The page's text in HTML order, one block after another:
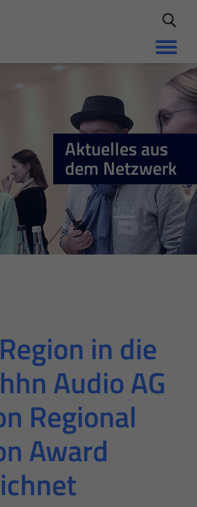
Aktuelles aus
dem Netzwerk
in die
Audio AG
Regional
Award